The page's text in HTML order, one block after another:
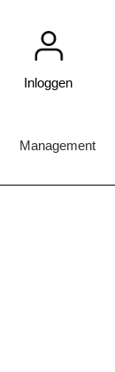
Inloggen
Management